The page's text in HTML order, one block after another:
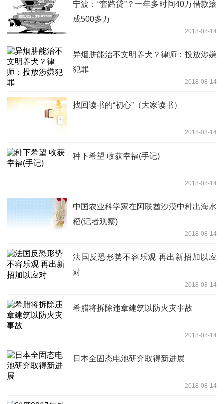
宁波：“套路贷”？一年多时间40万借款滚
成500多万
2018-08-14
异烟肼能治不文明养犬？律师：投放涉嫌
犯罪
2018-08-14
找回读书的“初心”（大家读书）
2018-08-14
种下希望 收获幸福(手记)
2018-08-14
中国农业科学家在阿联酋沙漠中种出海水
稻(记者观察)
2018-08-14
法国反恐形势不容乐观 再出新招加以应
对
2018-08-14
希腊将拆除违章建筑以防火灾事故
2018-08-14
日本全固态电池研究取得新进展
2018-08-14